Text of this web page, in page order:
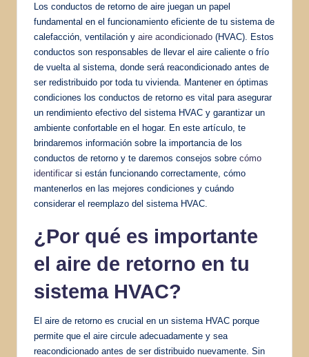
Los conductos de retorno de aire juegan un papel
fundamental en el funcionamiento eficiente de tu sistema de
calefacción, ventilación y aire acondicionado (HVAC). Estos
conductos son responsables de llevar el aire caliente o frío
de vuelta al sistema, donde será reacondicionado antes de
ser redistribuido por toda tu vivienda. Mantener en óptimas
condiciones los conductos de retorno es vital para asegurar
un rendimiento efectivo del sistema HVAC y garantizar un
ambiente confortable en el hogar. En este artículo, te
brindaremos información sobre la importancia de los
conductos de retorno y te daremos consejos sobre cómo
identificar si están funcionando correctamente, cómo
mantenerlos en las mejores condiciones y cuándo
considerar el reemplazo del sistema HVAC.
¿Por qué es importante
el aire de retorno en tu
sistema HVAC?
El aire de retorno es crucial en un sistema HVAC porque
permite que el aire circule adecuadamente y sea
reacondicionado antes de ser distribuido nuevamente. Sin